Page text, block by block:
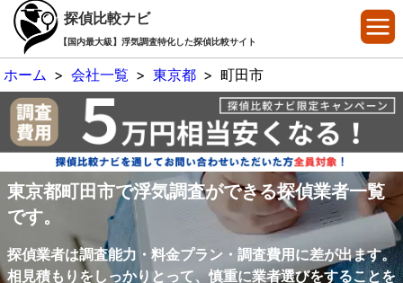
探偵比較ナビ
【国内最大級】浮気調査特化した探偵比較サイト
ホーム > 会社一覧 > 東京都 > 町田市
東京都町田市で浮気調査ができる探偵業者一覧
です。
探偵業者は調査能力・料金プラン・調査費用に差が出ます。
相見積もりをしっかりとって、慎重に業者選びをすることを